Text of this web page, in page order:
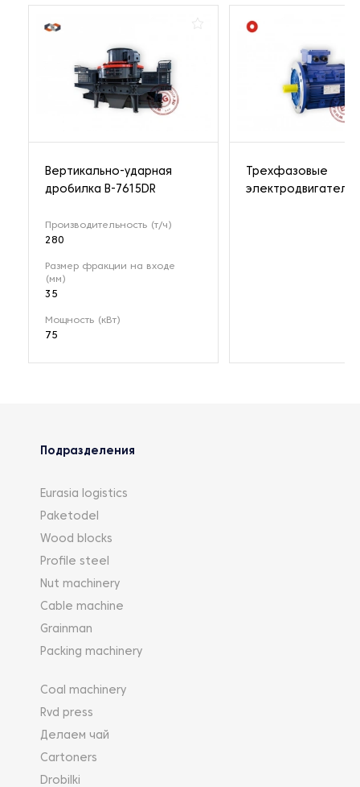
Вертикально-ударная
дробилка B-7615DR
Производительность (т/ч)
280
Размер фракции на входе
(мм)
35
Мощность (кВт)
75
Трехфазовые
электродвигатели
Подразделения
Eurasia logistics
Paketodel
Wood blocks
Profile steel
Nut machinery
Cable machine
Grainman
Packing machinery
Coal machinery
Rvd press
Делаем чай
Cartoners
Drobilki